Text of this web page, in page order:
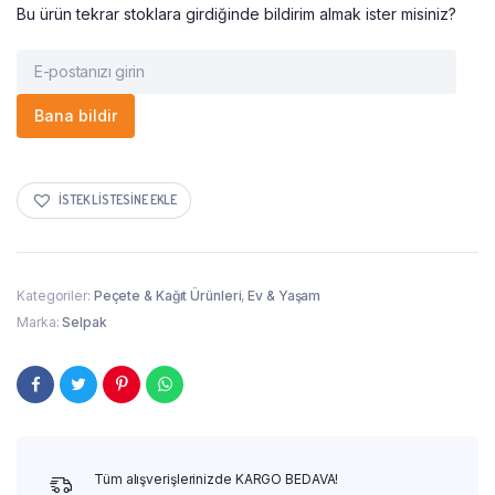
Bu ürün tekrar stoklara girdiğinde bildirim almak ister misiniz?
Bana bildir
İSTEK LISTESINE EKLE
Kategoriler: Peçete & Kağıt Ürünleri,Ev & Yaşam
Marka:Selpak
Tüm alışverişlerinizde KARGO BEDAVA!